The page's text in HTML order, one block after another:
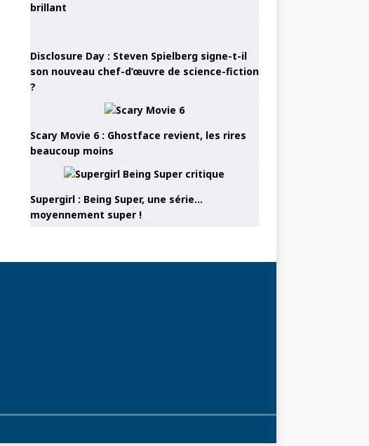
brillant
Disclosure Day : Steven Spielberg signe-t-il
son nouveau chef-d’œuvre de science-fiction
?
Scary Movie 6 : Ghostface revient, les rires
beaucoup moins
Supergirl : Being Super, une série…
moyennement super !